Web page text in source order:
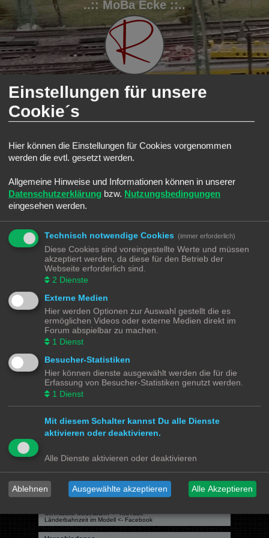
..:: MoBa Ecke ::..
FAQ
TT Ecke
Forum
Lokomotiven | Züge
Alles rund um die Lokomotive
Wagons
Gleise
Alles rund um das Gleis
Modellbahnforum Forum Alle Zeiten sindUTC+02:00
Powered by phpBB® Forum Software © phpBB Limited
Deutsche Übersetzung durchphpBB.de
Datenschutz
Webseiten
Das Mittelleiter Magazin
Bimm MOBA TV <- YouTube
@tramspotters <- Instagram
lenasmodellbahn <- Instagram
Schmiddko Modellbahn <- YouTube
Länderbahnzeit im Modell <- Facebook
Einstellungen für unsere
Cookie´s
Hier können die Einstellungen für Cookies vorgenommen
werden die evtl. gesetzt werden.
Allgemeine Hinweise und Informationen können in unserer
Datenschutzerklärung bzw. Nutzungsbedingungen
eingesehen werden.
Technisch notwendige Cookies (immer erforderlich)
Diese Cookies sind voreingestellte Werte und müssen
akzeptiert werden, da diese für den Betrieb der
Webseite erforderlich sind.
2 Dienste
Externe Medien
Hier werden Optionen zur Auswahl gestellt die es
ermöglichen Videos oder externe Medien direkt im
Forum abspielbar zu machen.
1 Dienst
Besucher-Statistiken
Hier können dienste ausgewählt werden die für die
Erfassung von Besucher-Statistiken genutzt werden.
1 Dienst
Mit diesem Schalter kannst Du alle Dienste
aktivieren oder deaktivieren.
Alle Dienste aktivieren oder deaktivieren
Ablehnen Ausgewählte akzeptieren Alle Akzeptieren